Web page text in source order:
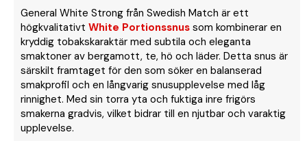
General White Strong från Swedish Match är ett
högkvalitativt White Portionssnus som kombinerar en
kryddig tobakskaraktär med subtila och eleganta
smaktoner av bergamott, te, hö och läder. Detta snus är
särskilt framtaget för den som söker en balanserad
smakprofil och en långvarig snusupplevelse med låg
rinnighet. Med sin torra yta och fuktiga inre frigörs
smakerna gradvis, vilket bidrar till en njutbar och varaktig
upplevelse.